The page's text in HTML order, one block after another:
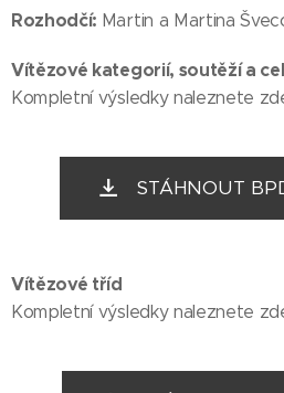
Rozhodčí: Martin a Martina
Vítězové kategorií, soutěží a
Kompletní výsledky naleznete
STÁHNOUT
Vítězové tříd
Kompletní výsledky naleznete